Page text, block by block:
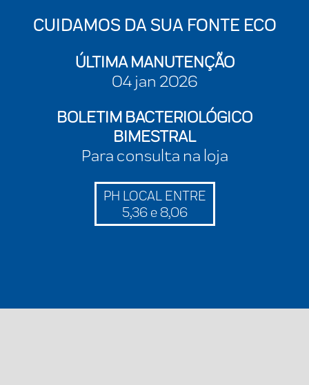
CUIDAMOS DA SUA FONTE ECO
ÚLTIMA MANUTENÇÃO
04 jan 2026
BOLETIM BACTERIOLÓGICO
BIMESTRAL
Para consulta na loja
PH LOCAL ENTRE
5,36 e 8,06